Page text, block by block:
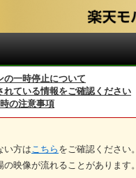
の一時停止について
れている情報をご確認ください
の注意事項
い方は こちら をご確認ください。
の映像が流れることがあります。